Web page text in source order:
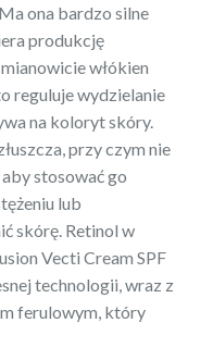
ona bardzo silne
produkcję
włókien
reguluje wydzielanie
na koloryt skóry.
przy czym nie
stosować go
lub
skórę. Retinol w
Vecti Cream SPF
technologii, wraz z
ferulowym, który